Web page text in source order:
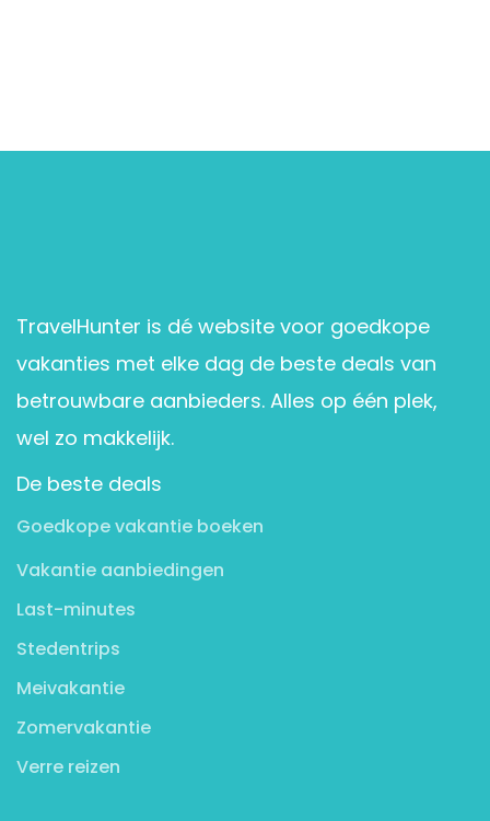
TravelHunter is dé website voor goedkope
vakanties met elke dag de beste deals van
betrouwbare aanbieders. Alles op één plek,
wel zo makkelijk.
De beste deals
Goedkope vakantie boeken
Vakantie aanbiedingen
Last-minutes
Stedentrips
Meivakantie
Zomervakantie
Verre reizen